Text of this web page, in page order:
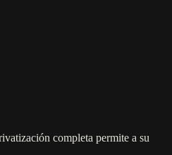
completa permite a su